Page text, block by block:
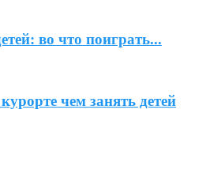
во что поиграть...
чем занять детей